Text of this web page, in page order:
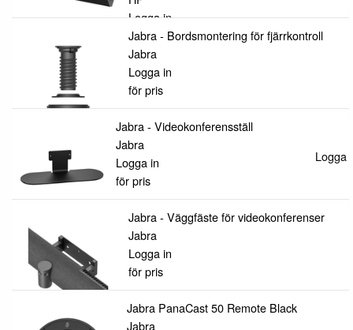
Logga in
för pris
Jabra - Bordsmontering för fjärrkontroll
Jabra
Logga in
för pris
Jabra - Videokonferensställ
Jabra
Logga in
för pris
Logga
Jabra - Väggfäste för videokonferenser
Jabra
Logga in
för pris
Jabra PanaCast 50 Remote Black
Jabra